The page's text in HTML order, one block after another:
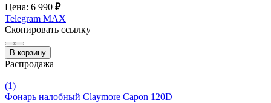
Цена: 6 990 ₽
Telegram MAX
Скопировать ссылку
В корзину
Распродажа
(1)
Фонарь налобный Claymore Capon 120D